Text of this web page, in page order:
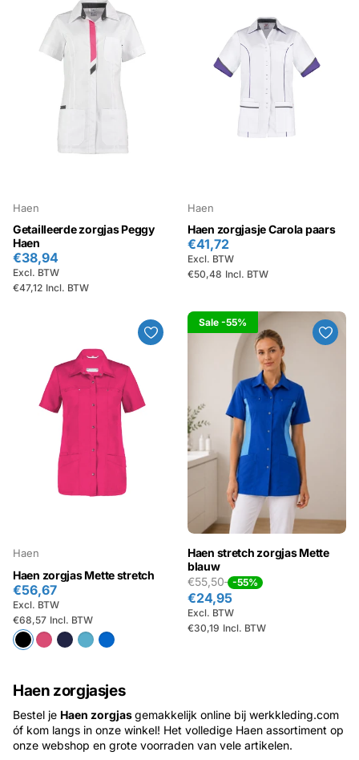
Haen
Getailleerde zorgjas Peggy
Haen
€47,12 Incl. BTW
€38,94
Excl. BTW
Haen
Haen zorgjasje Carola paars
€50,48 Incl. BTW
€41,72
Excl. BTW
Haen
Haen zorgjas Mette stretch
€68,57 Incl. BTW
€56,67
Excl. BTW
Sale -55%
Haen stretch zorgjas Mette
blauw
€55,50
-55%
€30,19 Incl. BTW
€24,95
Excl. BTW
Haen zorgjasjes
Bestel je Haen zorgjasgemakkelijk online bij werkkleding.com
óf kom langs in onze winkel! Het volledige Haen assortiment op
onze webshop en grote voorraden van vele artikelen.